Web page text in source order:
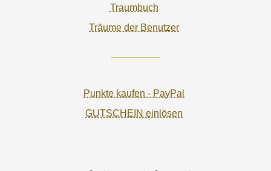
Traumbuch
Träume der Benutzer
Punkte kaufen - PayPal
GUTSCHEIN einlösen